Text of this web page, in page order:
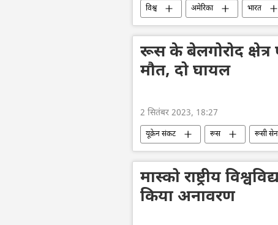
विश्व अमेरिका भारत
रूस के बेलगोरोद
मौत, दो घायल
2 सितंबर 2023, 18:27
यूक्रेन संकट रूस रूसी
राष्ट्रीय सुरक्षा
यूक्रेन यूक्रेन
आतंकी हमले
यूक्रेन की सुरक्षा सेवा
मास्को राष्ट्रीय
किया अनावरण